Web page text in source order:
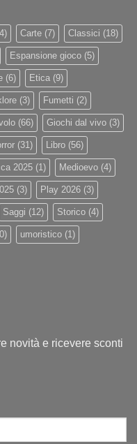
Carte (7) Classici (18)
Espansione gioco (5)
(6) Etica (9)
(3) Fumetti (2)
(66) Giochi dal vivo (3)
(31) Libro (56)
2025 (1) Medioevo (4)
(3) Play 2026 (3)
Saggi (12) Storico (4)
umoristico (1)
novità e ricevere sconti